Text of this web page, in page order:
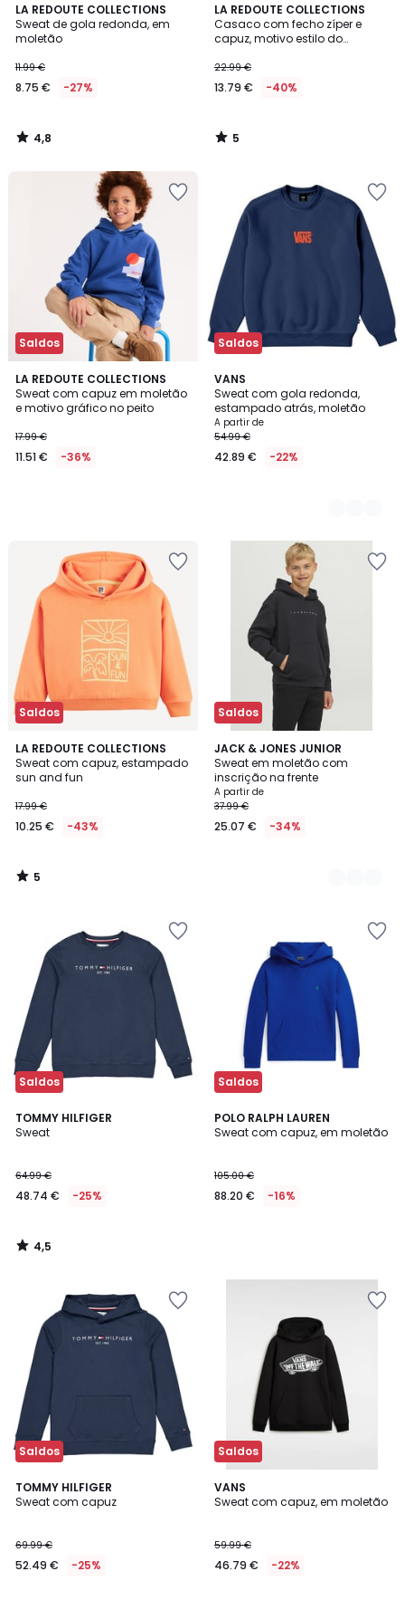
LA REDOUTE COLLECTIONS
Sweat de gola redonda, em
moletão
11.99 €
8.75 € -27%
4,8
/ 5
4,8
/
LA REDOUTE COLLECTIONS
Casaco com fecho zíper e
capuz, motivo estilo do
22.99 €
13.79 € -40%
5
/
5
5
/
Saldos
LA REDOUTE COLLECTIONS
Sweat com capuz em moletão
e motivo gráfico no peito
17.99 €
11.51 € -36%
Saldos
VANS
Sweat com gola redonda,
estampado atrás, moletão
A partir de
54.99 €
42.89 € -22%
2
Cores
Saldos
LA REDOUTE COLLECTIONS
Sweat com capuz, estampado
sun and fun
17.99 €
10.25 € -43%
5
/
5
5
/
Saldos
JACK & JONES JUNIOR
Sweat em moletão com
inscrição na frente
A partir de
37.99 €
25.07 € -34%
2
Cores
Saldos
TOMMY HILFIGER
Sweat
64.99 €
48.74 € -25%
4,5
/ 5
4,5
/
Saldos
POLO RALPH LAUREN
Sweat com capuz, em moletão
105.00 €
88.20 € -16%
Saldos
TOMMY HILFIGER
Sweat com capuz
69.99 €
52.49 € -25%
2
Cores
Saldos
VANS
Sweat com capuz, em moletão
59.99 €
46.79 € -22%